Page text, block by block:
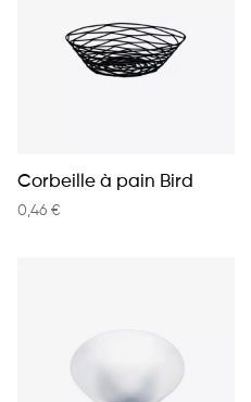
Corbeille à pain Bird
0,46 €